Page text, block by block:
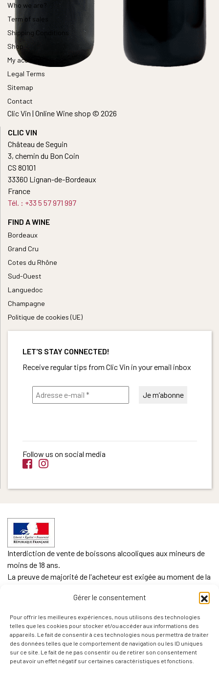
Gérer le consentement
Pour offrir les meilleures expériences, nous utilisons des technologies
telles que les cookies pour stocker et/ou accéder aux informations des
appareils. Le fait de consentir à ces technologies nous permettra de traiter
des données telles que le comportement de navigation ou les ID uniques
sur ce site. Le fait de ne pas consentir ou de retirer son consentement
peut avoir un effet négatif sur certaines caractéristiques et fonctions.
Who we are?
Term of sales
Shipping Conditions
Shop
My account
Legal Terms
Sitemap
Contact
Clic Vin | Online Wine shop © 2026
CLIC VIN
Château de Seguin
3, chemin du Bon Coin
CS 80101
33360 Lignan-de-Bordeaux
France
Tél. : +33 5 57 971 997
FIND A WINE
Bordeaux
Grand Cru
Cotes du Rhône
Sud-Ouest
Languedoc
Champagne
Politique de cookies (UE)
LET'S STAY CONNECTED!
Receive regular tips from Clic Vin in your email inbox
Follow us on social media
Interdiction de vente de boissons alcooliques aux mineurs de
moins de 18 ans.
La preuve de majorité de l'acheteur est exigée au moment de la
L'abus d'alcool est dangereux pour la santé. Sachez
consommer avec modération.